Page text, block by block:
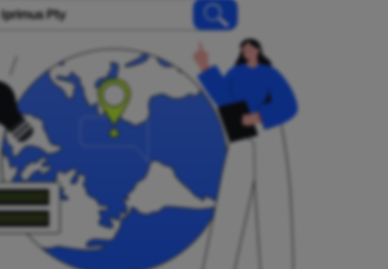
Iprimus Pty